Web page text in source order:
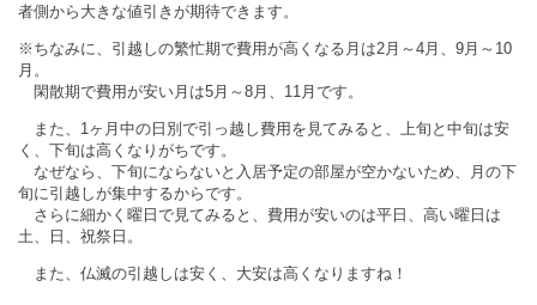
者側から大きな値引きが期待できます。
※ちなみに、引越しの繁忙期で費用が高くなる月は2月～4月、9月～10
月。
閑散期で費用が安い月は5月～8月、11月です。
また、1ヶ月中の日別で引っ越し費用を見てみると、上旬と中旬は安
く、下旬は高くなりがちです。
なぜなら、下旬にならないと入居予定の部屋が空かないため、月の下
旬に引越しが集中するからです。
さらに細かく曜日で見てみると、費用が安いのは平日、高い曜日は
土、日、祝祭日。
また、仏滅の引越しは安く、大安は高くなりますね！